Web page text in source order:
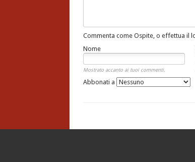
Commenta come Ospite, o effettua il
Nome
Mostrato accanto ai tuoi commenti.
Abbonati a